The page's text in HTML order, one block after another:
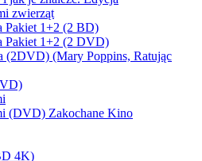
zwierząt
Pakiet 1+2 (2 BD)
Pakiet 1+2 (2 DVD)
(2DVD) (Mary Poppins, Ratując
(DVD) Zakochane Kino
4K)